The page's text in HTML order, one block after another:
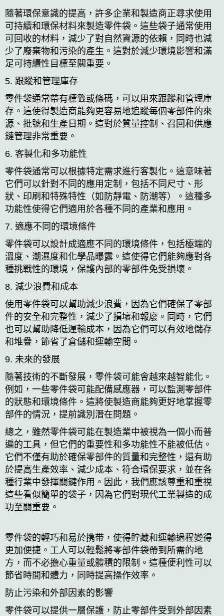
隨著環保意識的提高，許多企業和製造商正尋求使用
可持續和環保材料來製造零件袋。這些袋子通常使用
可回收的材料，減少了對自然資源的依賴，同時也減
少了廢棄物和污染的產生。這對於減少環境影響和滿
足可持續性目標至關重要。
5. 跟蹤和管理庫存
零件袋通常帶有標籤或條碼，可以用來跟蹤和管理庫
存。這使得製造商能夠更容易地追蹤每個零部件的來
源、批號和生產日期。這對於質量控制、召回和供應
鏈管理非常重要。
6. 客製化和多功能性
零件袋通常可以根據特定需求進行客製化。這意味著
它們可以針對不同的應用定制，包括不同尺寸、形
狀、印刷和特殊特性（如防靜電、防潮等）。這種多
功能性使得它們適用於各種不同的產業和應用。
7. 適應不同的環境條件
零件袋可以設計成適應不同的環境條件，包括極端的
溫度、潮濕度和化學品曝露。這使得它們能夠應對各
種挑戰性的環境，保護內部的零部件免受損壞。
8. 減少浪費和成本
使用零件袋可以幫助減少浪費，因為它們確保了零部
件的安全和完整性，減少了損壞和報廢。同時，它們
也可以幫助降低運輸成本，因為它們可以有效地儲存
和堆疊，節省了倉儲和運輸空間。
9. 未來的發展
隨著技術的不斷發展，零件袋可能會越來越智能化。
例如，一些零件袋可能配備感應器，可以監測零部件
的狀態和環境條件。這將使製造商能夠更好地掌握零
部件的情況，提前識別潛在問題。
總之，雖然零件袋可能在製造業中被視為一個小而普
遍的工具，但它們的重要性和多功能性不能被低估。
它們不僅有助於確保零部件的質量和完整性，還有助
於提高生產效率、減少成本、符合環保要求，並在各
種行業中發揮關鍵作用。因此，我們應該尊重和重視
這些看似簡單的袋子，因為它們對現代工業製造的成
功至關重要。
零件袋的輕巧和易於携带，使得貯藏和運輸過程變得
更加便捷。工人可以輕鬆將零部件袋帶到所需的地
方，而不必擔心重量或體積的限制。這種便利性可以
節省時間和體力，同時提高操作效率。
防止污染和外部因素的影響
零件袋可以提供一層保護，防止零部件受到外部因素